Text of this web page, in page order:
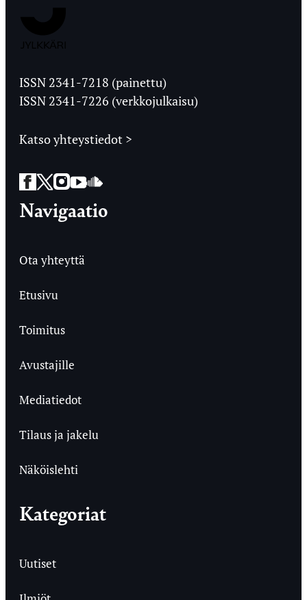
Ylioppilaslehti
ISSN 2341-7218 (painettu)
ISSN 2341-7226 (verkkojulkaisu)
Katso yhteystiedot >
Facebook
Twitter
Instagram
YouTube
SoundCloud
Navigaatio
Ota yhteyttä
Etusivu
Toimitus
Avustajille
Mediatiedot
Tilaus ja jakelu
Näköislehti
Kategoriat
Uutiset